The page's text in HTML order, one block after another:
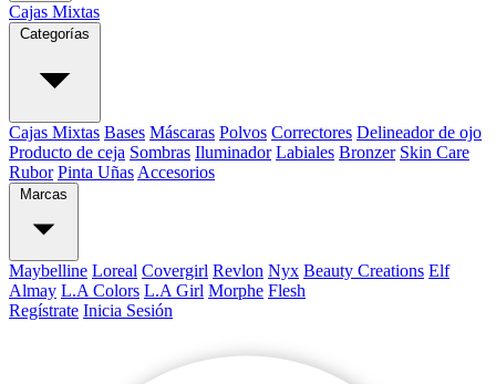
Cajas Mixtas
Categorías
Cajas Mixtas Bases Máscaras Polvos Correctores Delineador de ojo
Producto de ceja Sombras Iluminador Labiales Bronzer Skin Care
Rubor Pinta Uñas Accesorios
Marcas
Maybelline Loreal Covergirl Revlon Nyx Beauty Creations Elf
Almay L.A Colors L.A Girl Morphe Flesh
Regístrate Inicia Sesión